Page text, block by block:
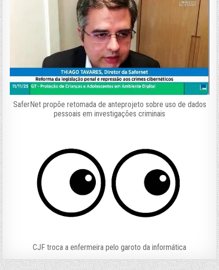
SaferNet propõe retomada de anteprojeto sobre uso de dados
pessoais em investigações criminais
CJF troca a enfermeira pelo garoto da informática